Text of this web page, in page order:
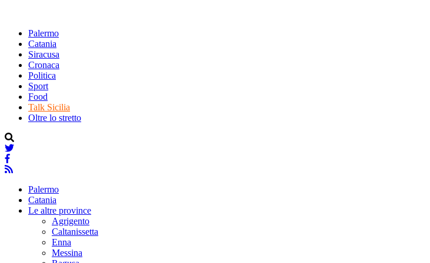
Palermo
Catania
Siracusa
Cronaca
Politica
Sport
Food
Talk Sicilia
Oltre lo stretto
Palermo
Catania
Le altre province
Agrigento
Caltanissetta
Enna
Messina